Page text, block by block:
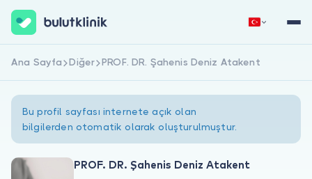
Hemen Kaydol Giriş Yap
Ana Sayfa Diğer PROF. DR. Şahenis Deniz Atakent
Bu profil sayfası internete açık olan
bilgilerden otomatik olarak oluşturulmuştur.
PROF. DR. Şahenis Deniz Atakent